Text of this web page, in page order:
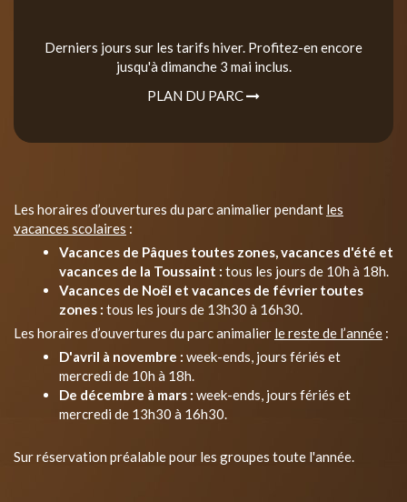
Derniers jours sur les tarifs hiver. Profitez-en encore
jusqu'à dimanche 3 mai inclus.
PLAN DU PARC
Les horaires d’ouvertures du parc animalier pendant les
vacances scolaires :
Vacances de Pâques toutes zones, vacances d'été et
vacances de la Toussaint : tous les jours de 10h à 18h.
Vacances de Noël et vacances de février toutes
zones : tous les jours de 13h30 à 16h30.
Les horaires d’ouvertures du parc animalier le reste de l’année :
D'avril à novembre : week-ends, jours fériés et
mercredi de 10h à 18h.
De décembre à mars : week-ends, jours fériés et
mercredi de 13h30 à 16h30.
Sur réservation préalable pour les groupes toute l'année.